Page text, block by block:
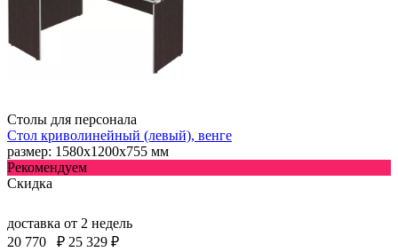
Столы для персонала
Стол криволинейный (левый), венге
размер: 1580х1200х755 мм
Рекомендуем
Скидка
доставка от 2 недель
20 770
₽ 25 329 ₽